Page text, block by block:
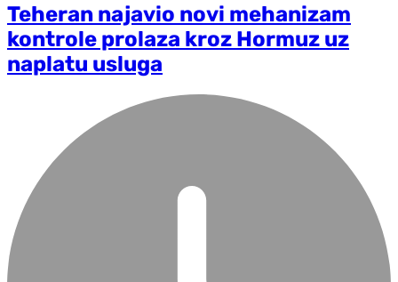
Teheran najavio novi mehanizam
kontrole prolaza kroz Hormuz uz
naplatu usluga